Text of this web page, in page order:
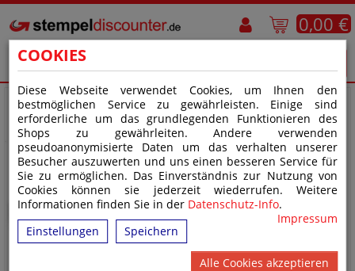
COOKIES
Diese Webseite verwendet Cookies, um Ihnen den
bestmöglichen Service zu gewährleisten. Einige sind
erforderliche um das grundlegenden Funktionieren des
Shops zu gewährleiten. Andere verwenden
pseudoanonymisierte Daten um das verhalten unserer
Besucher auszuwerten und uns einen besseren Service für
Sie zu ermöglichen. Das Einverständnis zur Nutzung von
Cookies können sie jederzeit wiederrufen. Weitere
Informationen finden Sie in der Datenschutz-Info.
Impressum
Einstellungen
Speichern
Alle Cookies akzeptieren
0,00 €